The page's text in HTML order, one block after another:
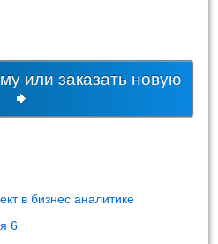
или заказать новую
в бизнес аналитике
6